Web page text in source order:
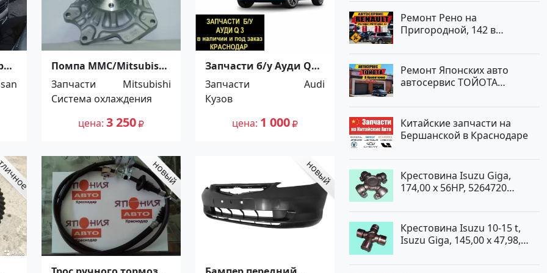
Помпа MMC/Mitsubishi
Canter 4M40 NUK
Краснодар
Запчасти
Mitsubishi
Система охлаждения
цена 3 250
Запчасти б/у Ауди Q3
контрактные
Краснодар
Запчасти
Audi
Кузов
цена 1 000
Ремонт Рено на
Пригородной, 142 в
Ремонт Японских авто
автосервис ТОЙОТА
Китайские запчасти на
Бершанской в Краснодаре
Крестовина Isuzu Giga,
174,00 x 56HP, 5264720
Крестовина Isuzu 10-15 t,
Isuzu Giga, 145,00 x 47,98,